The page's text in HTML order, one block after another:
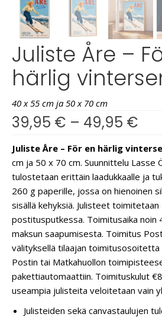
Juliste Åre –
härlig
40 x 55 cm ja 50 x 70 cm
39,95 € – 49,95 €
Juliste Åre – För en härlig
cm ja 50 x 70 cm. Suunnittelu Lasse
tulostetaan erittäin laadukkaalle ja
260 g paperille, jossa on hienoinen
sisällä kehyksiä. Julisteet toimitetaan
postitusputkessa. Toimitusaika noin
maksun saapumisesta. Toimitus
välityksellä tilaajan toimitusosoitetta
Postin tai Matkahuollon
pakettiautomaattiin. Toimituskulut
useampia julisteita veloitetaan vain
Julisteiden sekä canvastaulujen